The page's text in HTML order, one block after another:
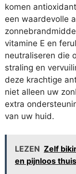
komen
een waardevolle
vitamine E en
neutraliseren die
straling en
deze krachtige
niet alleen uw
extra
van uw huid.
LEZEN Zelf
en pijnloos thuis